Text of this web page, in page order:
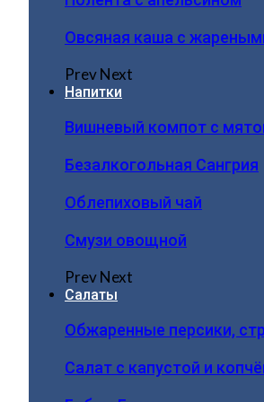
Овсяная каша с
PrevNext
Напитки
Вишневый компот с
Безалкогольная Сангрия
Облепиховый чай
Смузи овощной
PrevNext
Салаты
Обжаренные персики,
Салат с капустой и